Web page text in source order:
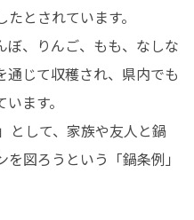
とされています。
、りんご、もも、なしな
通じて収穫され、県内でも
ます。
として、家族や友人と鍋
図ろうという「鍋条例」